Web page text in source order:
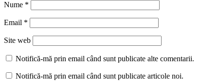
Nume *
Email *
Site web
Notifică-mă prin email când sunt publicate alte comentarii.
Notifică-mă prin email când sunt publicate articole noi.